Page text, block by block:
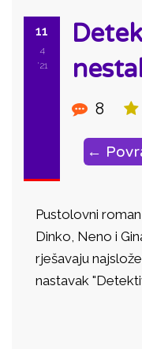
11
4
'21
8
←
Pustolovni
Dinko, Neno i
rješavaju
nastavak